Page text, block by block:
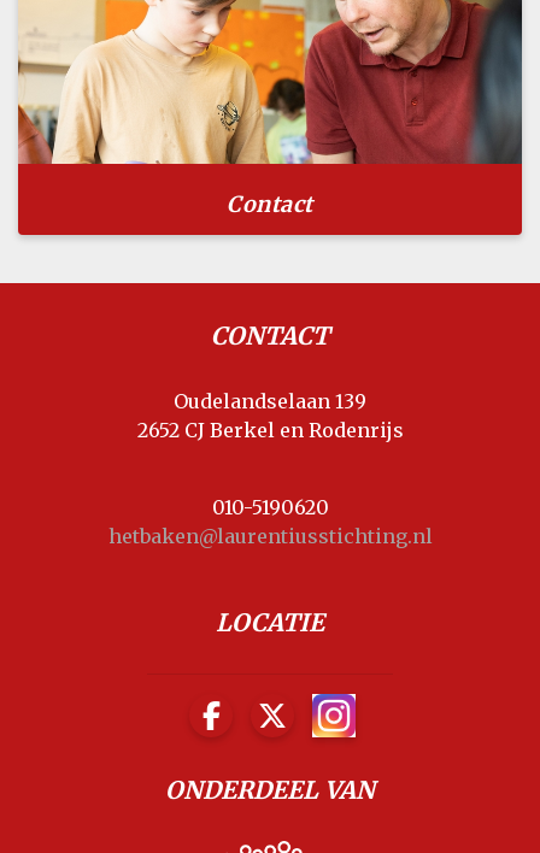
Contact
CONTACT
Oudelandselaan 139
2652 CJ Berkel en Rodenrijs
010-5190620
hetbaken@laurentiusstichting.nl
LOCATIE
ONDERDEEL VAN